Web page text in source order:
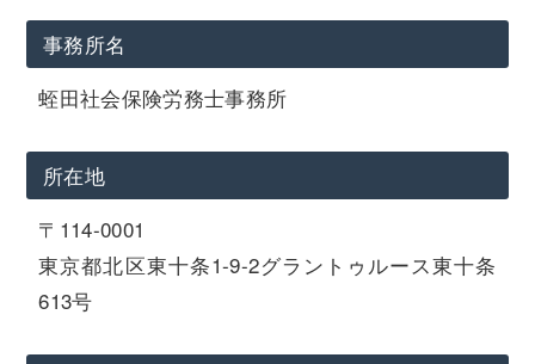
事務所名
蛭田社会保険労務士事務所
所在地
〒114-0001
東京都北区東十条1-9-2グラントゥルース東十条
613号